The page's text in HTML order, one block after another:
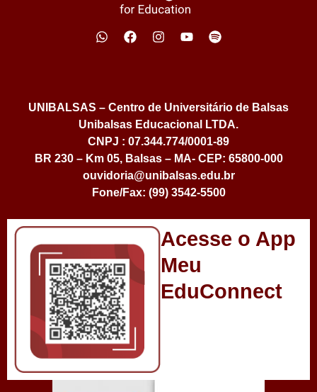
UNIBALSAS – Centro de Universitário de Balsas
Unibalsas Educacional LTDA.
CNPJ : 07.344.774/0001-89
BR 230 – Km 05, Balsas – MA- CEP: 65800-000
ouvidoria@unibalsas.edu.br
Fone/Fax: (99) 3542-5500
Acesse o App
Meu
EduConnect